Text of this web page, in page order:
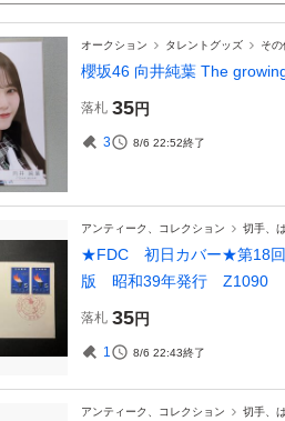
オークション タレントグッズ その
櫻坂46 向井純葉 The
落札 35円
3 8/6 22:52終了
アンティーク、コレクション 切手、
★FDC 初日カバー★第18回
版 昭和39年発行 Z1090
落札 35円
1 8/6 22:43終了
アンティーク、コレクション 切手、